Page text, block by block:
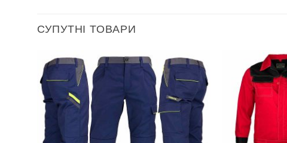
СУПУТНІ ТОВАРИ